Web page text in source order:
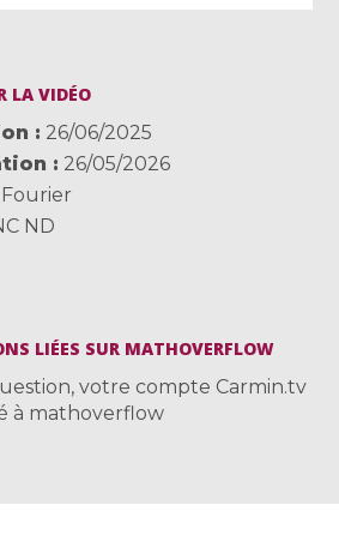
LA VIDÉO
26/06/2025
26/05/2026
ND
LIÉES SUR MATHOVERFLOW
votre compte Carmin.tv
à mathoverflow